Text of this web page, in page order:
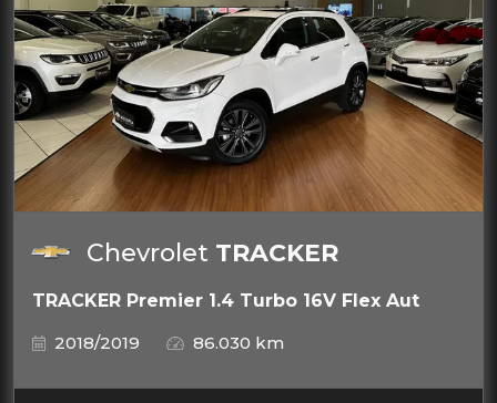
Chevrolet TRACKER
TRACKER Premier 1.4 Turbo 16V Flex Aut
2018/2019
86.030 km